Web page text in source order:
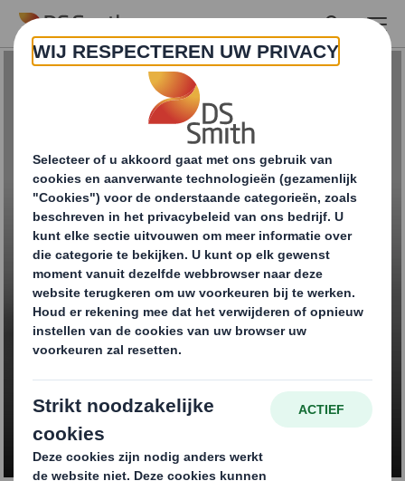
Skip to main content
Drankverpakkingen
NEEM CONTACT OP